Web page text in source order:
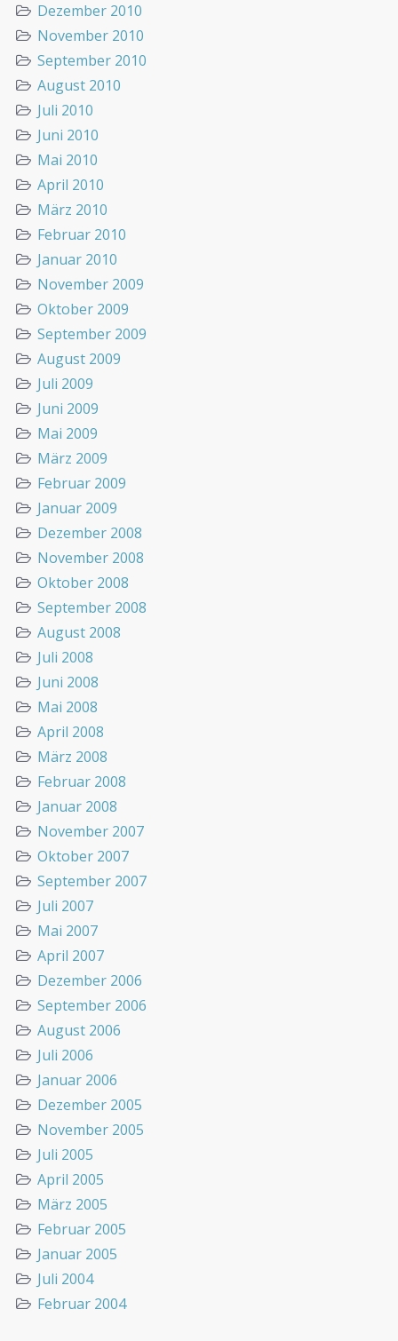
Dezember 2010
November 2010
September 2010
August 2010
Juli 2010
Juni 2010
Mai 2010
April 2010
März 2010
Februar 2010
Januar 2010
November 2009
Oktober 2009
September 2009
August 2009
Juli 2009
Juni 2009
Mai 2009
März 2009
Februar 2009
Januar 2009
Dezember 2008
November 2008
Oktober 2008
September 2008
August 2008
Juli 2008
Juni 2008
Mai 2008
April 2008
März 2008
Februar 2008
Januar 2008
November 2007
Oktober 2007
September 2007
Juli 2007
Mai 2007
April 2007
Dezember 2006
September 2006
August 2006
Juli 2006
Januar 2006
Dezember 2005
November 2005
Juli 2005
April 2005
März 2005
Februar 2005
Januar 2005
Juli 2004
Februar 2004